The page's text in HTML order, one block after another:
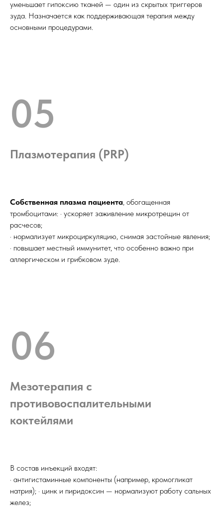
уменьшает гипоксию тканей — один из скрытых триггеров
зуда. Назначается как поддерживающая терапия между
основными процедурами.
05
Плазмотерапия (PRP)
Собственная плазма пациента, обогащенная
тромбоцитами: · ускоряет заживление микротрещин от
расчесов;
· нормализует микроциркуляцию, снимая застойные явления;
· повышает местный иммунитет, что особенно важно при
аллергическом и грибковом зуде.
06
Мезотерапия с
противовоспалительными
коктейлями
В состав инъекций входят:
· антигистаминные компоненты (например, кромогликат
натрия); · цинк и пиридоксин — нормализуют работу сальных
желез;